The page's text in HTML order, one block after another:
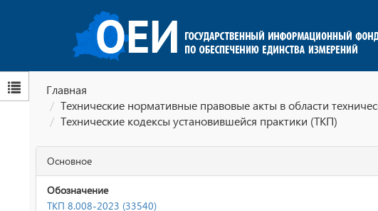
Главная
Технические нормативные правовые акты в области
Технические кодексы установившейся практики (ТКП)
Основное
Обозначение
ТКП 8.008-2023 (33540)